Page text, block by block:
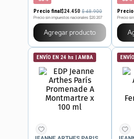
Precio final$24.450 $48.900
Precio sin impuestos nacionales $20.207
Agregar producto
Precio
ENVÍO EN 24 hs | AMBA